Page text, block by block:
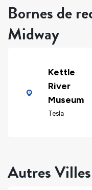
Bornes de
Midway
Kettle
River
Museum
Tesla
Autres